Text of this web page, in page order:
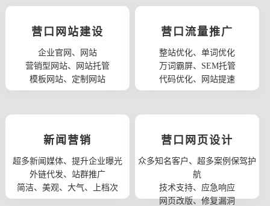
营口网站建设
企业官网、网站
营销型网站、网站托管
模板网站、定制网站
营口流量推广
整站优化、单词优化
万词霸屏、SEM托管
代码优化、网站提速
新闻营销
超多新闻媒体、提升企业曝光
外链代发、站群推广
简洁、美观、大气、上档次
营口网页设计
众多知名客户、超多案例保驾护
航
技术支持、应急响应
网页改版、修复漏洞